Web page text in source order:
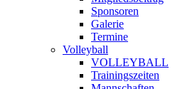
Sponsoren
Galerie
Termine
Volleyball
VOLLEYBALL
Trainingszeiten